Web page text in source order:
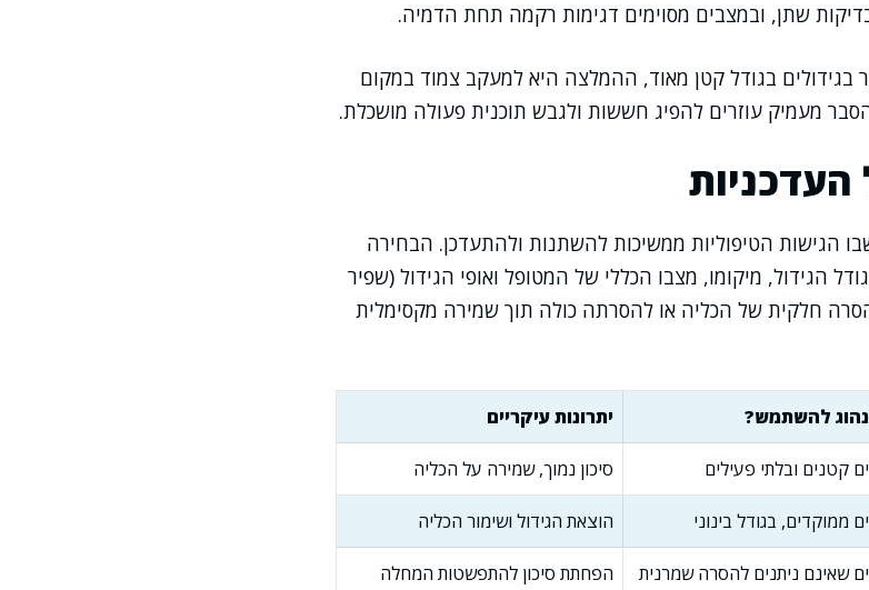
שתן, ובמצבים מסוימים דגימות רקמה תחת הדמיה.
בגודל קטן מאוד, ההמלצה היא למעקב צמוד במקום
מעמיק עוזרים להפיג חששות ולגבש תוכנית פעולה מושכלת.
העדכניות
הגישות הטיפוליות ממשיכות להשתנות ולהתעדכן. הבחירה
הגידול, מיקומו, מצבו הכללי של המטופל ואופי הגידול (שפיר
חלקית של הכליה או להסרתה כולה תוך שמירה מקסימלית
להשתמש? יתרונות עיקריים
קטנים ובלתי פעילים סיכון נמוך, שמירה על הכליה
ממוקדים, בגודל בינוני הוצאת הגידול ושימור הכליה
שאינם ניתנים להסרה שמרנית הפחתת סיכון להתפשטות המחלה